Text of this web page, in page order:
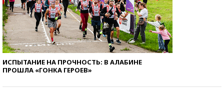
ИСПЫТАНИЕ НА ПРОЧНОСТЬ: В АЛАБИНЕ
ПРОШЛА «ГОНКА ГЕРОЕВ»